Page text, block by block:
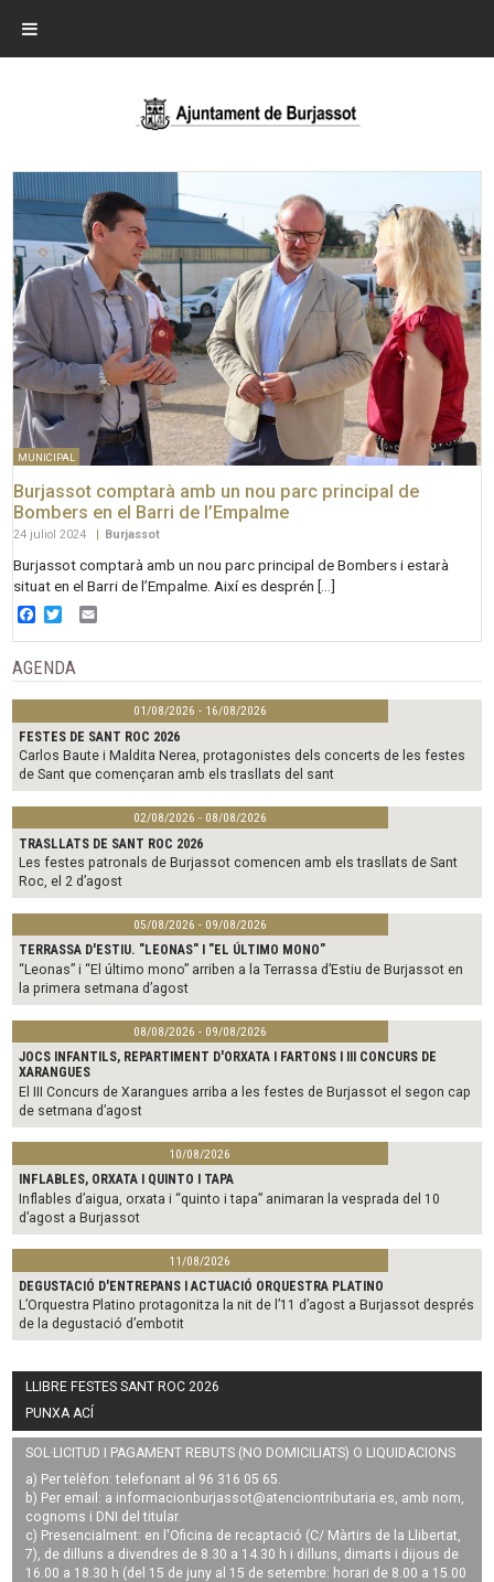
MUNICIPAL
Burjassot comptarà amb un nou parc principal de
Bombers en el Barri de l’Empalme
24 juliol 2024 Burjassot
Burjassot comptarà amb un nou parc principal de Bombers i estarà
situat en el Barri de l’Empalme. Així es desprén […]
Facebook
Twitter
AGENDA
01/08/2026 - 16/08/2026
FESTES DE SANT ROC 2026
Carlos Baute i Maldita Nerea, protagonistes dels concerts de les festes
de Sant que començaran amb els trasllats del sant
02/08/2026 - 08/08/2026
TRASLLATS DE SANT ROC 2026
Les festes patronals de Burjassot comencen amb els trasllats de Sant
Roc, el 2 d’agost
05/08/2026 - 09/08/2026
TERRASSA D'ESTIU. "LEONAS" I "EL ÚLTIMO MONO"
“Leonas” i “El último mono” arriben a la Terrassa d’Estiu de Burjassot en
la primera setmana d’agost
08/08/2026 - 09/08/2026
JOCS INFANTILS, REPARTIMENT D'ORXATA I FARTONS I III CONCURS DE
XARANGUES
El III Concurs de Xarangues arriba a les festes de Burjassot el segon cap
de setmana d’agost
10/08/2026
INFLABLES, ORXATA I QUINTO I TAPA
Inflables d’aigua, orxata i “quinto i tapa” animaran la vesprada del 10
d’agost a Burjassot
11/08/2026
DEGUSTACIÓ D'ENTREPANS I ACTUACIÓ ORQUESTRA PLATINO
L’Orquestra Platino protagonitza la nit de l’11 d’agost a Burjassot després
de la degustació d’embotit
LLIBRE FESTES SANT ROC 2026
PUNXA ACÍ
SOL·LICITUD I PAGAMENT REBUTS (NO DOMICILIATS) O LIQUIDACIONS
a) Per telèfon: telefonant al 96 316 05 65.
b) Per email: a informacionburjassot@atenciontributaria.es, amb nom,
cognoms i DNI del titular.
c) Presencialment: en l'Oficina de recaptació (C/ Màrtirs de la Llibertat,
7), de dilluns a divendres de 8.30 a 14.30 h i dilluns, dimarts i dijous de
16.00 a 18.30 h (del 15 de juny al 15 de setembre: horari de 8.00 a 15.00